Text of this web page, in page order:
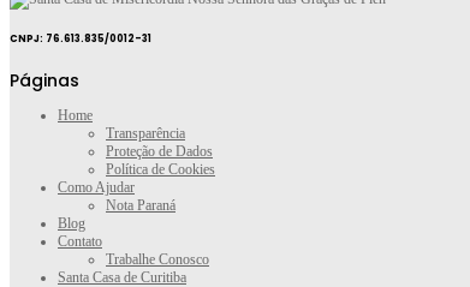
CNPJ: 76.613.835/0012-31
Páginas
Home
Transparência
Proteção de Dados
Política de Cookies
Como Ajudar
Nota Paraná
Blog
Contato
Trabalhe Conosco
Santa Casa de Curitiba